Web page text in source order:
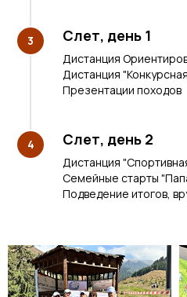
3 Слет, день 1
Дистанция
Дистанция
Презентации походов
4 Слет, день 2
Дистанция
Семейные старты
Подведение итогов,